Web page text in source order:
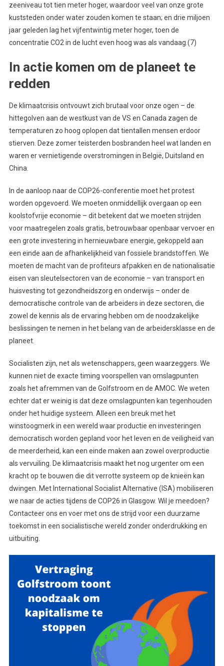
zeeniveau tot tien meter hoger, waardoor veel van onze grote
kuststeden onder water zouden komen te staan; en drie miljoen
jaar geleden lag het vijfentwintig meter hoger, toen de
concentratie CO2 in de lucht even hoog was als vandaag.(7)
In actie komen om de planeet te
redden
De klimaatcrisis ontvouwt zich brutaal voor onze ogen – de
hittegolven aan de westkust van de VS en Canada zagen de
temperaturen zo hoog oplopen dat tientallen mensen erdoor
stierven. Deze zomer teisterden bosbranden heel wat landen en
waren er vernietigende overstromingen in België, Duitsland en
China.
In de aanloop naar de COP26-conferentie moet het protest
worden opgevoerd. We moeten onmiddellijk overgaan op een
koolstofvrije economie – dit betekent dat we moeten strijden
voor maatregelen zoals gratis, betrouwbaar openbaar vervoer en
een grote investering in hernieuwbare energie, gekoppeld aan
een einde aan de afhankelijkheid van fossiele brandstoffen. We
moeten de macht van de profiteurs afpakken en de nationalisatie
eisen van sleutelsectoren van de economie – van transport en
huisvesting tot gezondheidszorg en onderwijs – onder de
democratische controle van de arbeiders in deze sectoren, die
zowel de kennis als de ervaring hebben om de noodzakelijke
beslissingen te nemen in het belang van de arbeidersklasse en de
planeet.
Socialisten zijn, net als wetenschappers, geen waarzeggers. We
kunnen niet de exacte timing voorspellen van omslagpunten
zoals het afremmen van de Golfstroom en de AMOC. We weten
echter dat er weinig is dat deze omslagpunten kan tegenhouden
onder het huidige systeem. Alleen een breuk met het
winstoogmerk in een wereld waar productie en investeringen
democratisch worden gepland voor het leven en de veiligheid van
de meerderheid, kan een einde maken aan zowel overproductie
als vervuiling. De klimaatcrisis maakt het nog urgenter om een
kracht op te bouwen die dit verrotte systeem op de knieën kan
dwingen. Met International Socialist Alternative (ISA) mobiliseren
we naar de acties tijdens de COP26 in Glasgow. Wil je meedoen?
Contacteer ons en voer met ons de strijd voor een duurzame
toekomst in een socialistische wereld zonder onderdrukking en
uitbuiting.